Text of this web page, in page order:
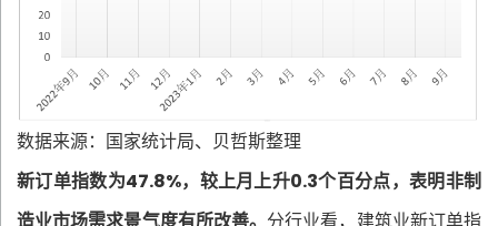
数据来源：国家统计局、贝哲斯整理
新订单指数为47.8%，较上月上升0.3个百分点，表明非制